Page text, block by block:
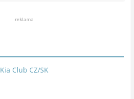
reklama
Kia Club CZ/SK